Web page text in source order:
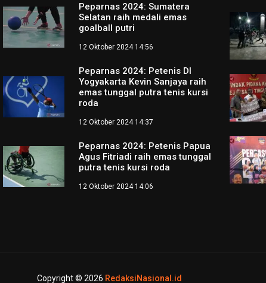
Peparnas 2024: Sumatera
Selatan raih medali emas
goalball putri
12 Oktober 2024 14:56
Peparnas 2024: Petenis DI
Yogyakarta Kevin Sanjaya raih
emas tunggal putra tenis kursi
roda
12 Oktober 2024 14:37
Peparnas 2024: Petenis Papua
Agus Fitriadi raih emas tunggal
putra tenis kursi roda
12 Oktober 2024 14:06
Copyright © 2026 RedaksiNasional.id